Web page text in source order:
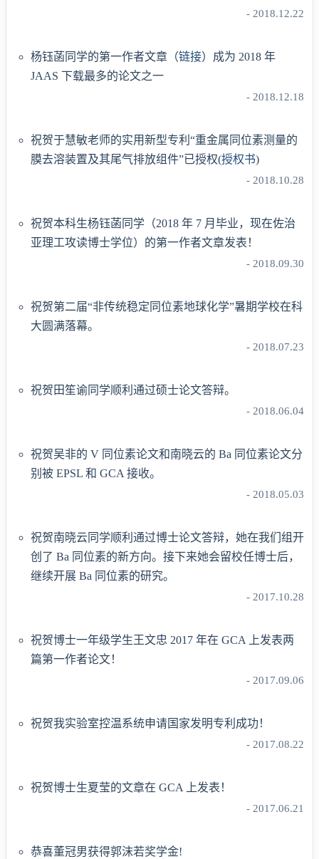
- 2018.12.22
杨钰菡同学的第一作者文章（链接）成为 2018 年
JAAS 下载最多的论文之一
- 2018.12.18
祝贺于慧敏老师的实用新型专利“重金属同位素测量的
膜去溶装置及其尾气排放组件”已授权(授权书)
- 2018.10.28
祝贺本科生杨钰菡同学（2018 年 7 月毕业，现在佐治
亚理工攻读博士学位）的第一作者文章发表！
- 2018.09.30
祝贺第二届“非传统稳定同位素地球化学”暑期学校在科
大圆满落幕。
- 2018.07.23
祝贺田笙谕同学顺利通过硕士论文答辩。
- 2018.06.04
祝贺吴非的 V 同位素论文和南晓云的 Ba 同位素论文分
别被 EPSL 和 GCA 接收。
- 2018.05.03
祝贺南晓云同学顺利通过博士论文答辩，她在我们组开
创了 Ba 同位素的新方向。接下来她会留校任博士后，
继续开展 Ba 同位素的研究。
- 2017.10.28
祝贺博士一年级学生王文忠 2017 年在 GCA 上发表两
篇第一作者论文！
- 2017.09.06
祝贺我实验室控温系统申请国家发明专利成功！
- 2017.08.22
祝贺博士生夏莹的文章在 GCA 上发表！
- 2017.06.21
恭喜董冠男获得郭沫若奖学金!